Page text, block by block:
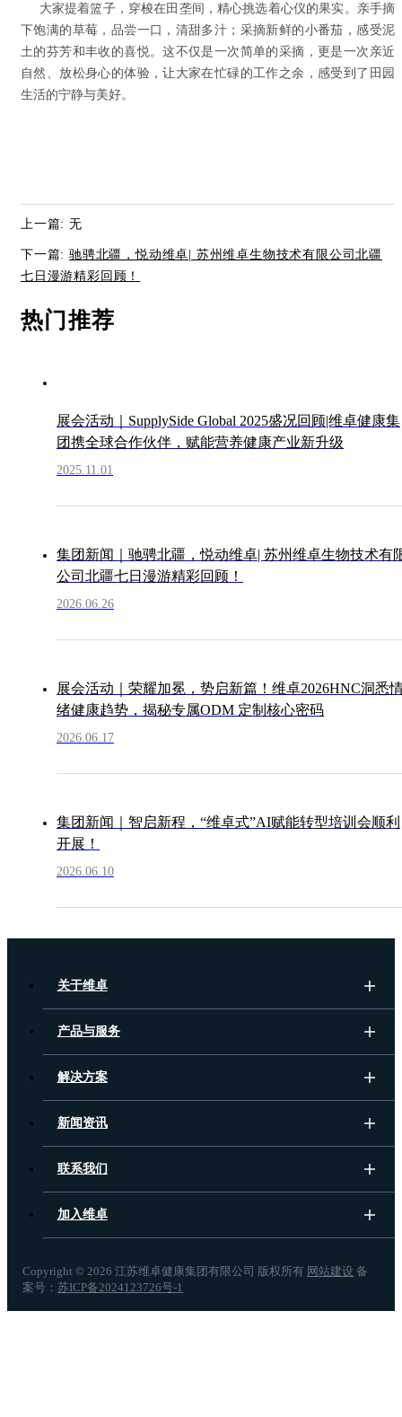
大家提着篮子，穿梭在田垄间，精心挑选着心仪的果实。亲手摘
下饱满的草莓，品尝一口，清甜多汁；采摘新鲜的小番茄，感受泥
土的芬芳和丰收的喜悦。这不仅是一次简单的采摘，更是一次亲近
自然、放松身心的体验，让大家在忙碌的工作之余，感受到了田园
生活的宁静与美好。
上一篇: 无
下一篇: 驰骋北疆，悦动维卓| 苏州维卓生物技术有限公司北疆
七日漫游精彩回顾！
热门推荐
展会活动｜SupplySide Global 2025盛况回顾|维卓健康集
团携全球合作伙伴，赋能营养健康产业新升级
2025.11.01
集团新闻｜驰骋北疆，悦动维卓| 苏州维卓生物技术有
公司北疆七日漫游精彩回顾！
2026.06.26
展会活动｜荣耀加冕，势启新篇！维卓2026HNC洞悉
绪健康趋势，揭秘专属ODM 定制核心密码
2026.06.17
集团新闻｜智启新程，“维卓式”AI赋能转型培训会顺利
开展！
2026.06.10
关于维卓
产品与服务
解决方案
新闻资讯
联系我们
加入维卓
Copyright © 2026 江苏维卓健康集团有限公司 版权所有 网站建设 备
案号：苏ICP备2024123726号-1